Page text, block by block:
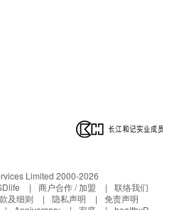
Limited 2000-2026
商户合作 / 加盟
联络我们
及细则 隐私声明
免责声明